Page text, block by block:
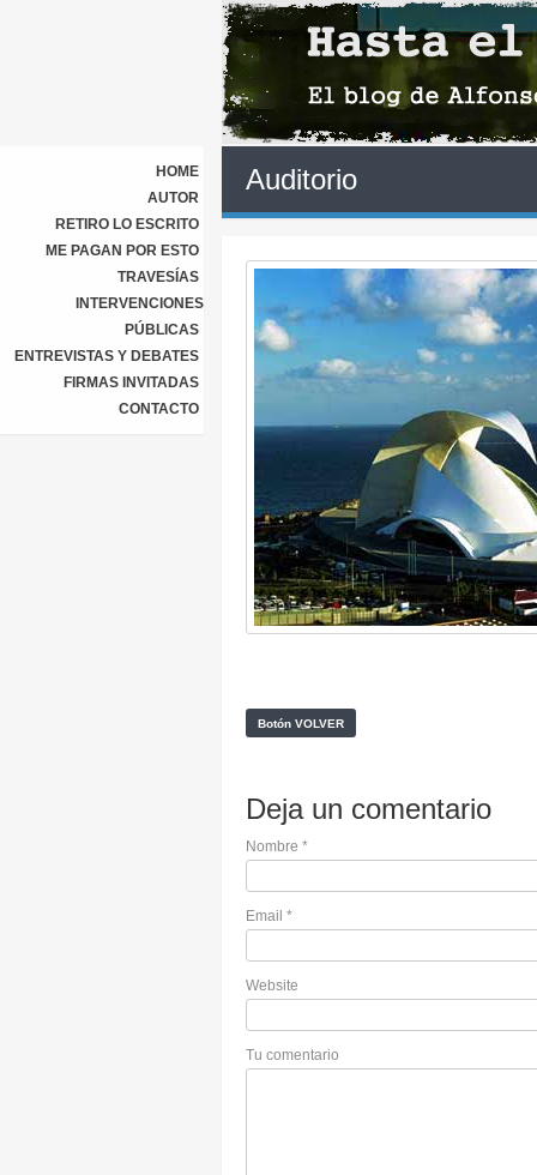
HOME
AUTOR
RETIRO LO ESCRITO
ME PAGAN POR ESTO
TRAVESÍAS
INTERVENCIONES
PÚBLICAS
ENTREVISTAS Y DEBATES
FIRMAS INVITADAS
CONTACTO
Auditorio
Deja un comentario
Nombre *
Email *
Website
Tu comentario